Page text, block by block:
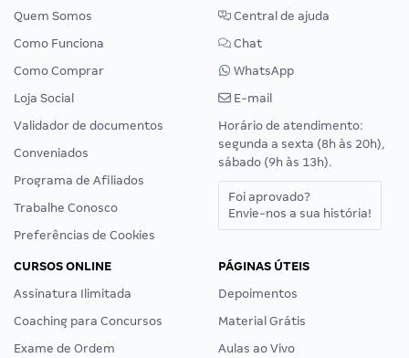
Quem Somos
Como Funciona
Como Comprar
Loja Social
Validador de documentos
Conveniados
Programa de Afiliados
Trabalhe Conosco
Preferências de Cookies
Central de ajuda
Chat
WhatsApp
E-mail
Horário de atendimento:
segunda a sexta (8h às 20h),
sábado (9h às 13h).
Foi aprovado?
Envie-nos a sua história!
CURSOS ONLINE
Assinatura Ilimitada
Coaching para Concursos
Exame de Ordem
PÁGINAS ÚTEIS
Depoimentos
Material Grátis
Aulas ao Vivo